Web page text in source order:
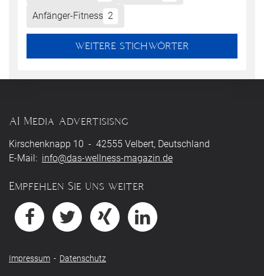
Anfänger-Fitness 2
WEITERE STICHWÖRTER
AI Media Advertisisng
Kirschenknapp 10 - 42555 Velbert, Deutschland
E-Mail: info@das-wellness-magazin.de
Empfehlen Sie uns weiter
Impressum - Datenschutz